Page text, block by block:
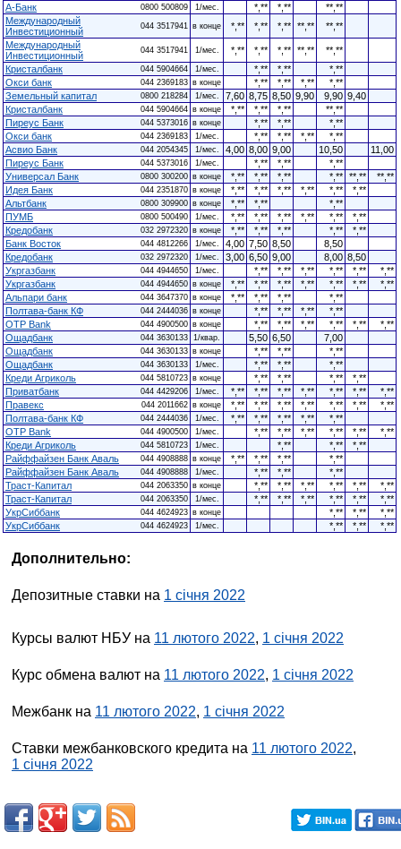
А-Банк
0800 500809 1/мес. *,** *,**
**,**
Международный
Инвестиционный
044 3517941 в конце *,** *,** *,** **,**
**,**
Международный
Инвестиционный
044 3517941 1/мес. *,** *,** *,** **,**
**,**
Кристалбанк
044 5904664 1/мес. *,** *,**
*,**
Окси банк
044 2369183 в конце *,** *,** *,**
*,**
Земельный капитал
0800 218284 1/мес. 7,60 8,75 8,50 9,90 9,90 9,40
Кристалбанк
044 5904664 в конце *,** *,** *,**
**,**
Пиреус Банк
044 5373016 в конце *,** *,**
*,**
Окси банк
044 2369183 1/мес. *,** *,** *,**
*,**
Асвио Банк
044 2054345 1/мес. 4,00 8,00 9,00 10,50
11,00
Пиреус Банк
044 5373016 1/мес. *,** *,**
*,**
Универсал Банк
0800 300200 в конце *,** *,** *,** *,** **,**
**,**
Идея Банк
044 2351870 в конце *,** *,** *,** *,** *,**
*,**
Альтбанк
0800 309900 в конце *,** *,**
*,**
ПУМБ
0800 500490 1/мес. *,** *,** *,** *,** *,**
*,**
Кредобанк
032 2972320 в конце *,** *,** *,** *,**
*,**
Банк Восток
044 4812266 1/мес. 4,00 7,50 8,50
8,50
Кредобанк
032 2972320 1/мес. 3,00 6,50 9,00 8,00 8,50
Укргазбанк
044 4944650 1/мес. *,** *,** *,** *,** *,**
*,**
Укргазбанк
044 4944650 в конце *,** *,** *,** *,** *,** *,**
*,**
Альпари банк
044 3647370 в конце *,** *,** *,**
*,**
Полтава-банк КФ
044 2444036 в конце *,** *,** *,**
*,**
OTP Bank
044 4900500 в конце *,** *,** *,** *,** *,**
*,**
Ощадбанк
044 3630133 1/квар. 5,50 6,50
7,00
Ощадбанк
044 3630133 в конце *,** *,**
*,**
Ощадбанк
044 3630133 1/мес. *,** *,**
*,**
Креди Агриколь
044 5810723 в конце *,** *,** *,**
*,**
Приватбанк
044 4429206 1/мес. *,** *,** *,** *,** *,** *,**
*,**
Правекс
044 2011662 в конце *,** *,** *,** *,** *,** *,**
*,**
Полтава-банк КФ
044 2444036 1/мес. *,** *,** *,** *,**
*,**
OTP Bank
044 4900500 1/мес. *,** *,** *,** *,** *,**
*,**
Креди Агриколь
044 5810723 1/мес. *,** *,**
*,**
Райффайзен Банк Аваль
044 4908888 в конце *,** *,** *,**
*,**
Райффайзен Банк Аваль
044 4908888 1/мес. *,** *,**
*,**
Траст-Капитал
044 2063350 в конце *,** *,** *,** *,** *,**
*,**
Траст-Капитал
044 2063350 1/мес. *,** *,** *,** *,** *,**
*,**
УкрСиббанк
044 4624923 в конце *,** *,**
*,**
УкрСиббанк
044 4624923 1/мес. *,** *,** *,**
Дополнительно:
Депозитные ставки на 1 січня 2022
Курсы валют НБУ на 11 лютого 2022, 1 січня 2022
Курс обмена валют на 11 лютого 2022, 1 січня 2022
Межбанк на 11 лютого 2022, 1 січня 2022
Ставки межбанковского кредита на 11 лютого 2022,
1 січня 2022